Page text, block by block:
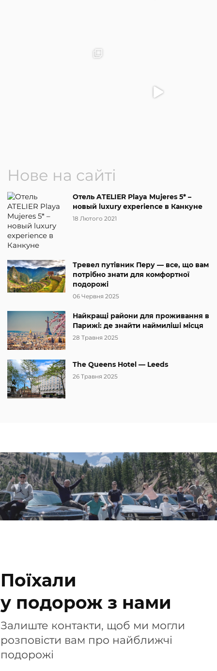
Нове на сайті
Отель ATELIER Playa Mujeres 5* –
новый luxury experience в Канкуне
18 Лютого 2021
Тревел путівник Перу — все, що вам
потрібно знати для комфортної
подорожі
06 Червня 2025
Найкращі райони для проживання в
Парижі: де знайти наймиліші місця
28 Травня 2025
The Queens Hotel — Leeds
26 Травня 2025
Поїхали
у подорож з нами
Залиште контакти, щоб ми могли
розповісти вам про найближчі
подорожі